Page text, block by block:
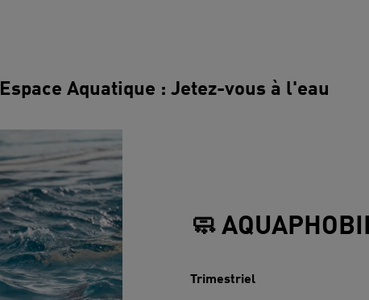
Espace Aquatique : Jetez-vous à l'eau
🧼
Trimestriel